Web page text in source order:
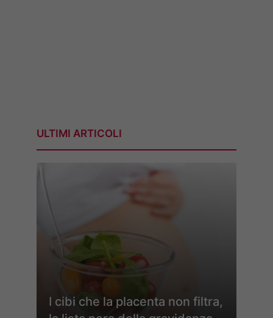
ULTIMI ARTICOLI
I cibi che la placenta non filtra,